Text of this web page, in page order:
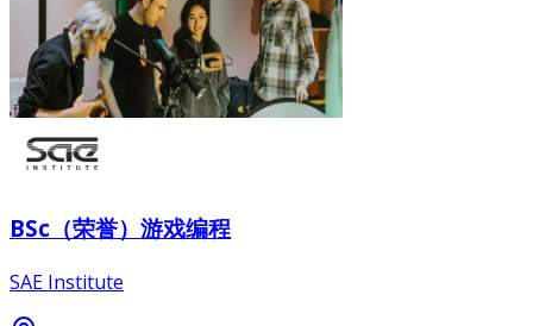
BSc（荣誉）游戏编程
SAE Institute